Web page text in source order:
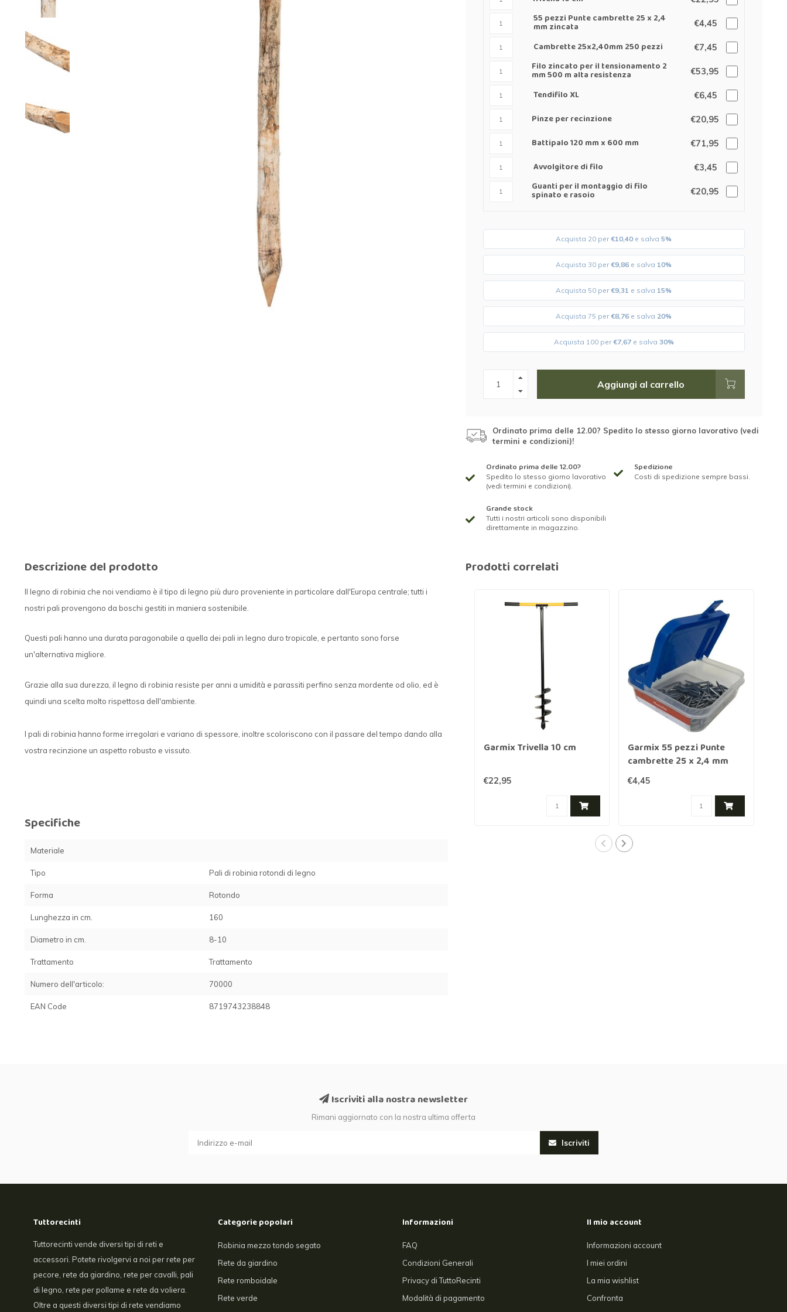
Rete ornamentale
Rete anti-insetti
Recinzione per lupi
Staccionata frangivista
Stuoie di canne
Recinzioni elettrificate
Reti di protezione per
Recinzioni grondaie
55 pezzi Punte cambrette 25 x 2,4
mm zincata €4,45
Cambrette 25x2,40mm 250 pezzi €7,45
Filo zincato per il tensionamento 2
mm 500 m alta resistenza €53,95
Tendifilo XL €6,45
Pinze per recinzione €20,95
Battipalo 120 mm x 600 mm €71,95
Avvolgitore di filo €3,45
Guanti per il montaggio di filo
spinato e rasoio €20,95
Acquista 20 per€10,40 e salva5%
Acquista 30 per€9,86 e salva 10%
Acquista 50 per€9,31 e salva 15%
Acquista 75 per€8,76 e salva 20%
Acquista 100 per€7,67e salva 30%
Aggiungi al carrello
Ordinato prima delle 12.00? Spedito lo stesso giorno lavorativo (vedi
termini e condizioni)!
Ordinato prima delle 12.00?
Spedito lo stesso giorno lavorativo
(vedi termini e condizioni).
Spedizione
Costi di spedizione sempre bassi.
Grande stock
Tutti i nostri articoli sono disponibili
direttamente in magazzino.
Descrizione del prodotto
Il legno di robinia che noi vendiamo è il tipo di legno più duro proveniente in particolare dall'Europa centrale; tutti i
nostri pali provengono da boschi gestiti in maniera sostenibile.
Questi pali hanno una durata paragonabile a quella dei pali in legno duro tropicale, e pertanto sono forse
un'alternativa migliore.
Grazie alla sua durezza, il legno di robinia resiste per anni a umidità e parassiti perfino senza mordente od olio, ed è
quindi una scelta molto rispettosa dell'ambiente.
I pali di robinia hanno forme irregolari e variano di spessore, inoltre scoloriscono con il passare del tempo dando alla
vostra recinzione un aspetto robusto e vissuto.
Specifiche
Materiale
Tipo Pali di robinia rotondi di legno
Forma Rotondo
Lunghezza in cm. 160
Diametro in cm. 8-10
Trattamento Trattamento
Numero dell'articolo: 70000
EAN Code 8719743238848
Prodotti correlati
Garmix Trivella 10 cm
€22,95
Garmix 55 pezzi Punte
cambrette 25 x 2,4 mm
zincata
€4,45
Iscriviti alla nostra newsletter
Rimani aggiornato con la nostra ultima offerta
Iscriviti
Tuttorecinti
Tuttorecinti vende diversi tipi di reti e
accessori. Potete rivolgervi a noi per rete per
pecore, rete da giardino, rete per cavalli, pali
di legno, rete per pollame e rete da voliera.
Oltre a questi diversi tipi di rete vendiamo
Categorie popolari
Robinia mezzo tondo segato
Rete da giardino
Rete romboidale
Rete verde
Informazioni
FAQ
Condizioni Generali
Privacy di TuttoRecinti
Modalità di pagamento
Il mio account
Informazioni account
I miei ordini
La mia wishlist
Confronta